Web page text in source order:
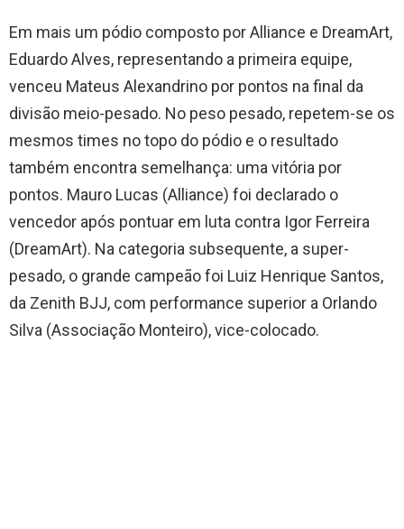
Em mais um pódio composto por Alliance e DreamArt,
Eduardo Alves, representando a primeira equipe,
venceu Mateus Alexandrino por pontos na final da
divisão meio-pesado. No peso pesado, repetem-se os
mesmos times no topo do pódio e o resultado
também encontra semelhança: uma vitória por
pontos. Mauro Lucas (Alliance) foi declarado o
vencedor após pontuar em luta contra Igor Ferreira
(DreamArt). Na categoria subsequente, a super-
pesado, o grande campeão foi Luiz Henrique Santos,
da Zenith BJJ, com performance superior a Orlando
Silva (Associação Monteiro), vice-colocado.